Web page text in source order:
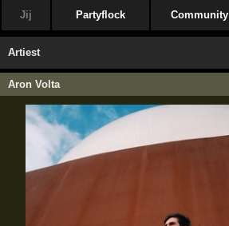
Jij Partyflock Community
Artiest
Aron Volta